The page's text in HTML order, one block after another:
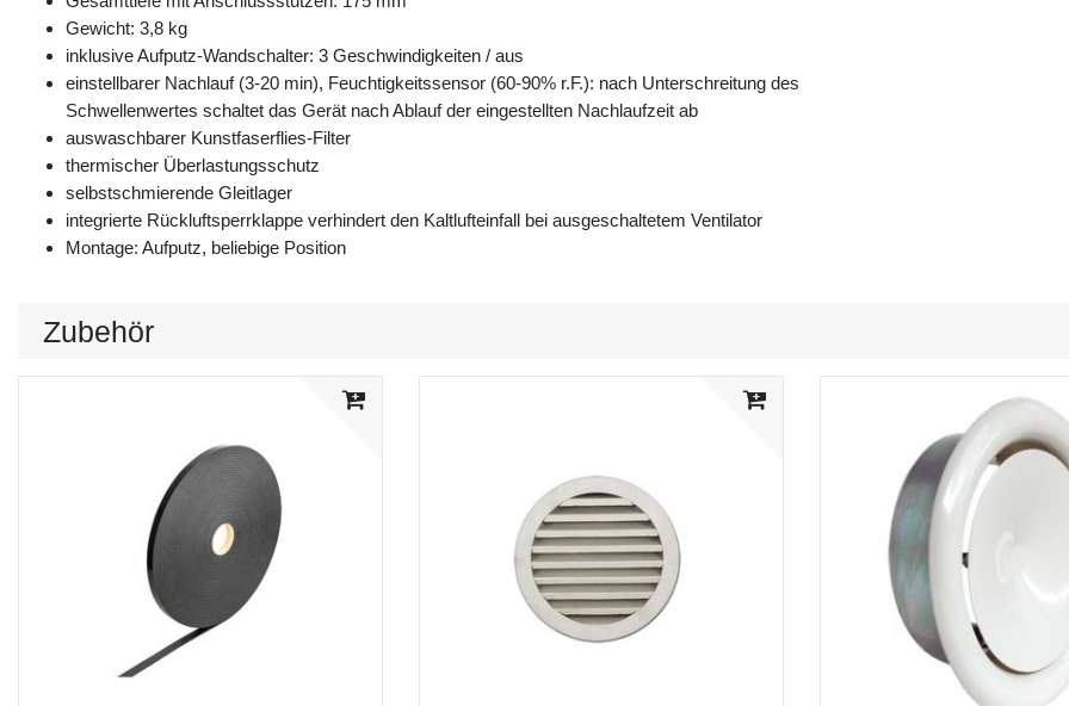
Gewicht: 3,8 kg
inklusive Aufputz-Wandschalter: 3 Geschwindigkeiten / aus
einstellbarer Nachlauf (3-20 min), Feuchtigkeitssensor (60-90% r.F.): nach Unterschreitung des
Schwellenwertes schaltet das Gerät nach Ablauf der eingestellten Nachlaufzeit ab
auswaschbarer Kunstfaserflies-Filter
thermischer Überlastungsschutz
selbstschmierende Gleitlager
integrierte Rückluftsperrklappe verhindert den Kaltlufteinfall bei ausgeschaltetem Ventilator
Montage: Aufputz, beliebige Position
Zubehör